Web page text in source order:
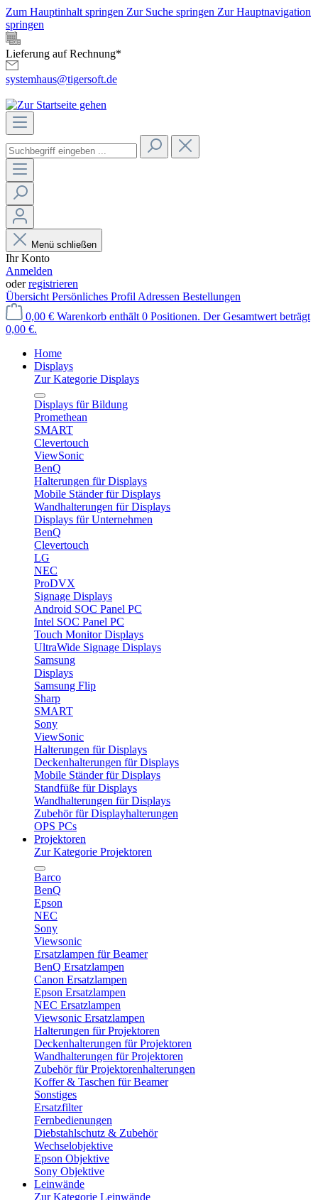
Zum Hauptinhalt springen Zur Suche springen Zur Hauptnavigation
springen
Lieferung auf Rechnung*
systemhaus@tigersoft.de
Menü schließen
Ihr Konto
Anmelden
oderregistrieren
Übersicht Persönliches Profil Adressen Bestellungen
0,00 € Warenkorb enthält 0 Positionen. Der Gesamtwert beträgt
0,00 €.
Home
Displays
Zur Kategorie Displays
Displays für Bildung
Promethean
SMART
Clevertouch
ViewSonic
BenQ
Halterungen für Displays
Mobile Ständer für Displays
Wandhalterungen für Displays
Displays für Unternehmen
BenQ
Clevertouch
LG
NEC
ProDVX
Signage Displays
Android SOC Panel PC
Intel SOC Panel PC
Touch Monitor Displays
UltraWide Signage Displays
Samsung
Displays
Samsung Flip
Sharp
SMART
Sony
ViewSonic
Halterungen für Displays
Deckenhalterungen für Displays
Mobile Ständer für Displays
Standfüße für Displays
Wandhalterungen für Displays
Zubehör für Displayhalterungen
OPS PCs
Projektoren
Zur Kategorie Projektoren
Barco
BenQ
Epson
NEC
Sony
Viewsonic
Ersatzlampen für Beamer
BenQ Ersatzlampen
Canon Ersatzlampen
Epson Ersatzlampen
NEC Ersatzlampen
Viewsonic Ersatzlampen
Halterungen für Projektoren
Deckenhalterungen für Projektoren
Wandhalterungen für Projektoren
Zubehör für Projektorenhalterungen
Koffer & Taschen für Beamer
Sonstiges
Ersatzfilter
Fernbedienungen
Diebstahlschutz & Zubehör
Wechselobjektive
Epson Objektive
Sony Objektive
Leinwände
Zur Kategorie Leinwände